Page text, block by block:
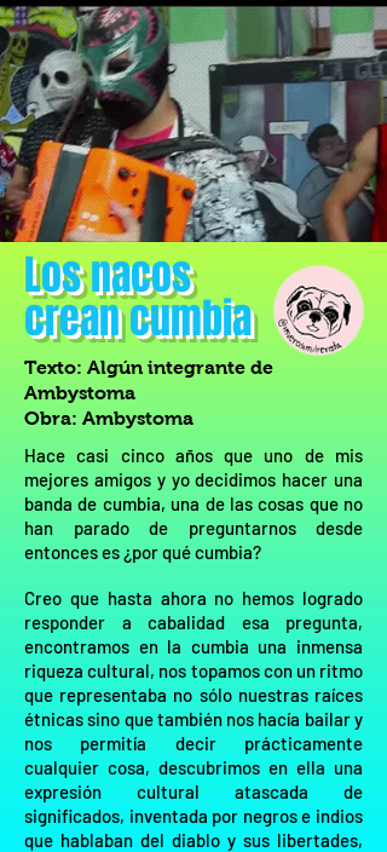
Los nacos
crean cumbia
Texto: Algún integrante de
Ambystoma
Obra: Ambystoma
Hace casi cinco años que uno de mis
mejores amigos y yo decidimos hacer una
banda de cumbia, una de las cosas que no
han parado de preguntarnos desde
entonces es ¿por qué cumbia?
Creo que hasta ahora no hemos logrado
responder a cabalidad esa pregunta,
encontramos en la cumbia una inmensa
riqueza cultural, nos topamos con un ritmo
que representaba no sólo nuestras raíces
étnicas sino que también nos hacía bailar y
nos permitía decir prácticamente
cualquier cosa, descubrimos en ella una
expresión cultural atascada de
significados, inventada por negros e indios
que hablaban del diablo y sus libertades,